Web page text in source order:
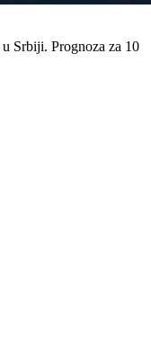
Srbiji. Prognoza za 10